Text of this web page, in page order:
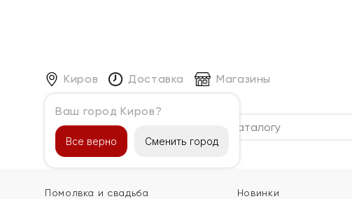
Киров
Ваш город Киров?
Все верно Сменить город
Доставка Магазины
Каталог
Помолвка и свадьба Новинки